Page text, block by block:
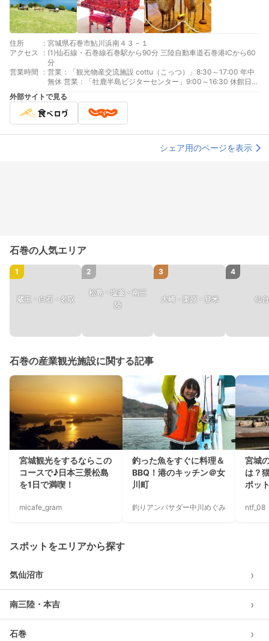
住所 : 宮城県石巻市鮎川浜南４３－１
アクセス
: (1)仙石線・石巻線石巻駅から90分 三陸自動車道石巻港ICから60
分
営業時間
: 営業：「観光物産交流施設 cottu（こっつ）」8:30～17:00 年中
無休 営業：「牡鹿半島ビジターセンター」9:00～16:30 休館日：
水 営業：「おしかホエールランド」9:00～16:00 休館日：水曜
日 ※祝日にあたる場合は翌平日
外部サイトで見る
シェア用のページを表示
石巻の人気エリア
1
蔵王・白石・名取
2
松島・塩釜・南三
陸
3
大崎・栗原・登米
4
仙台
石巻の産業観光施設に関する記事
宮城観光をするならこの
コースで♪日本三景松島
を1日で満喫！
micafe_gram
釣った魚をすぐに料理＆
BBQ！港のキッチン＠女
川町
釣りアンバサダー中川めぐみ
宮城
は？
ポッ
ntf_08
スポットをエリアから探す
気仙沼市 ›
南三陸・本吉 ›
石巻 ›